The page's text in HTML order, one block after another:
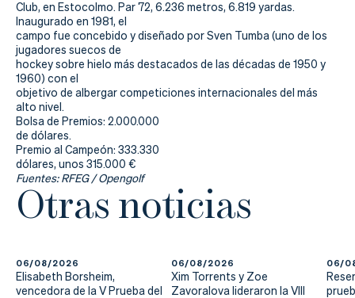
Club, en Estocolmo. Par 72, 6.236 metros, 6.819 yardas.
Inaugurado en 1981, el
campo fue concebido y diseñado por Sven Tumba (uno de los
jugadores suecos de
hockey sobre hielo más destacados de las décadas de 1950 y
1960) con el
objetivo de albergar competiciones internacionales del más
alto nivel.
Bolsa de Premios: 2.000.000
de dólares.
Premio al Campeón: 333.330
dólares, unos 315.000 €
Fuentes: RFEG / Opengolf
Otras noticias
06/08/2026
Elisabeth Borsheim,
vencedora de la V Prueba del
06/08/2026
Xim Torrents y Zoe
Zavoralova lideraron la VIII
06/